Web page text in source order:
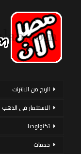
الربح من الانترنت
الاستثمار فى الذهب
تكنولوجيا
خدمات